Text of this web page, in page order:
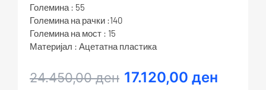
Големина : 55
Големина на рачки :140
Големина на мост : 15
Материјал : Ацетатна пластика
24.450,00ден
Original
17.120,00 ден
Current